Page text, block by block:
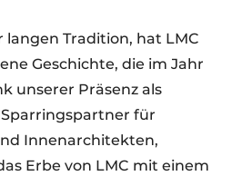
langen Tradition, hat LMC
Geschichte, die im Jahr
unserer Präsenz als
für
Innenarchitekten,
Erbe von LMC mit einem